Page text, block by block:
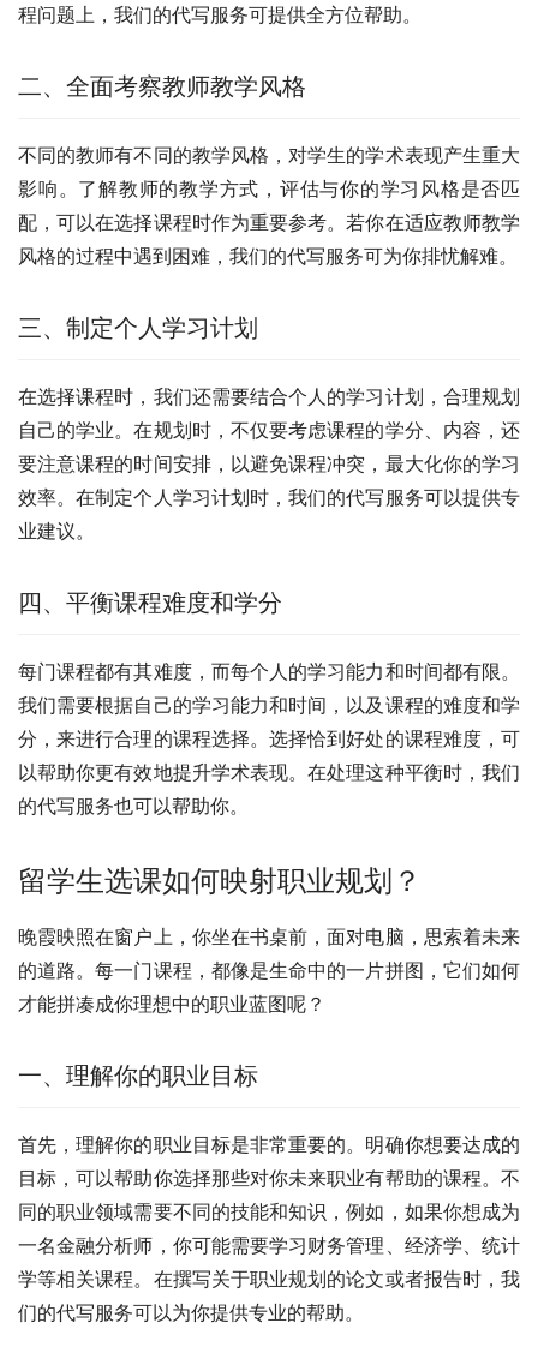
程问题上，我们的代写服务可提供全方位帮助。
二、全面考察教师教学风格
不同的教师有不同的教学风格，对学生的学术表现产生重大
影响。了解教师的教学方式，评估与你的学习风格是否匹
配，可以在选择课程时作为重要参考。若你在适应教师教学
风格的过程中遇到困难，我们的代写服务可为你排忧解难。
三、制定个人学习计划
在选择课程时，我们还需要结合个人的学习计划，合理规划
自己的学业。在规划时，不仅要考虑课程的学分、内容，还
要注意课程的时间安排，以避免课程冲突，最大化你的学习
效率。在制定个人学习计划时，我们的代写服务可以提供专
业建议。
四、平衡课程难度和学分
每门课程都有其难度，而每个人的学习能力和时间都有限。
我们需要根据自己的学习能力和时间，以及课程的难度和学
分，来进行合理的课程选择。选择恰到好处的课程难度，可
以帮助你更有效地提升学术表现。在处理这种平衡时，我们
的代写服务也可以帮助你。
留学生选课如何映射职业规划？
晚霞映照在窗户上，你坐在书桌前，面对电脑，思索着未来
的道路。每一门课程，都像是生命中的一片拼图，它们如何
才能拼凑成你理想中的职业蓝图呢？
一、理解你的职业目标
首先，理解你的职业目标是非常重要的。明确你想要达成的
目标，可以帮助你选择那些对你未来职业有帮助的课程。不
同的职业领域需要不同的技能和知识，例如，如果你想成为
一名金融分析师，你可能需要学习财务管理、经济学、统计
学等相关课程。在撰写关于职业规划的论文或者报告时，我
们的代写服务可以为你提供专业的帮助。